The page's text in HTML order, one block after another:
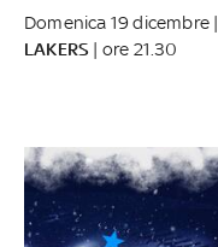
Domenica 19 dicembre |
LAKERS | ore 21.30